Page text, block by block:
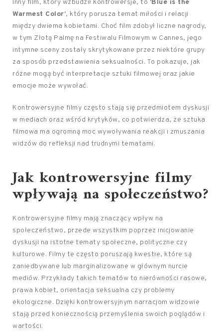
Inny film, który wzbudził kontrowersje, to ‘Blue is the
Warmest Color’, który porusza temat miłości i relacji
między dwiema kobietami. Choć film zdobył liczne nagrody,
w tym Złotą Palmę na Festiwalu Filmowym w Cannes, jego
intymne sceny zostały skrytykowane przez niektóre grupy
za sposób przedstawienia seksualności. To pokazuje, jak
różne mogą być interpretacje sztuki filmowej oraz jakie
emocje może wywołać.
Kontrowersyjne filmy często stają się przedmiotem dyskusji
w mediach oraz wśród krytyków, co potwierdza, że sztuka
filmowa ma ogromną moc wywoływania reakcji i zmuszania
widzów do refleksji nad trudnymi tematami.
Jak kontrowersyjne filmy
wpływają na społeczeństwo?
Kontrowersyjne filmy mają znaczący wpływ na
społeczeństwo, przede wszystkim poprzez inicjowanie
dyskusji na istotne tematy społeczne, polityczne czy
kulturowe. Filmy te często poruszają kwestie, które są
zaniedbywane lub marginalizowane w głównym nurcie
mediów. Przykłady takich tematów to nierówności rasowe,
prawa kobiet, orientacja seksualna czy problemy
ekologiczne. Dzięki kontrowersyjnym narracjom widzowie
stają przed koniecznością przemyślenia swoich poglądów i
wartości.